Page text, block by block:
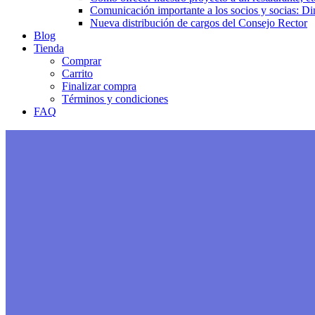
Comunicación importante a los socios y socias:
Nueva distribución de cargos del Consejo Rector
Blog
Tienda
Comprar
Carrito
Finalizar compra
Términos y condiciones
FAQ